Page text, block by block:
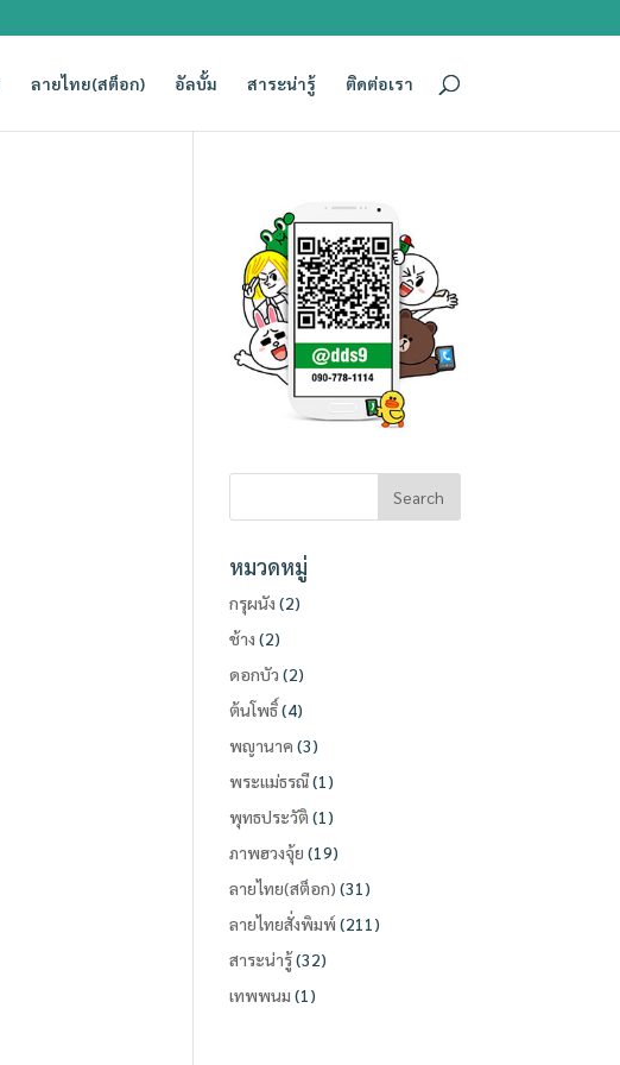
ลายไทย(สต็อก) อัลบั้ม สาระน่ารู้ ติดต่อเรา
หมวดหมู่
กรุผนัง (2)
ช้าง (2)
ดอกบัว (2)
ต้นโพธิ์(4)
พญานาค (3)
พระแม่ธรณี(1)
พุทธประวัติ (1)
ภาพฮวงจุ้ย (19)
ลายไทย(สต็อก) (31)
ลายไทยสั่งพิมพ์ (211)
สาระน่ารู้(32)
เทพพนม (1)